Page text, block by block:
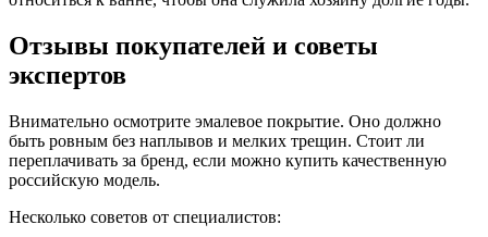
Отзывы покупателей и советы
экспертов
Внимательно осмотрите эмалевое покрытие. Оно должно
быть ровным без наплывов и мелких трещин. Стоит ли
переплачивать за бренд, если можно купить качественную
российскую модель.
Несколько советов от специалистов: